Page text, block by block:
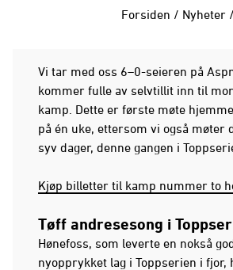
Forsiden / Nyheter /
Vi tar med oss 6–0-seieren på
kommer fulle av selvtillit inn til
kamp. Dette er første møte
på én uke, ettersom vi også møter
syv dager, denne gangen i
Kjøp billetter til kamp nummer to
Tøff andresesong i
Hønefoss, som leverte en nokså
nyopprykket lag i Toppserien i fjor,